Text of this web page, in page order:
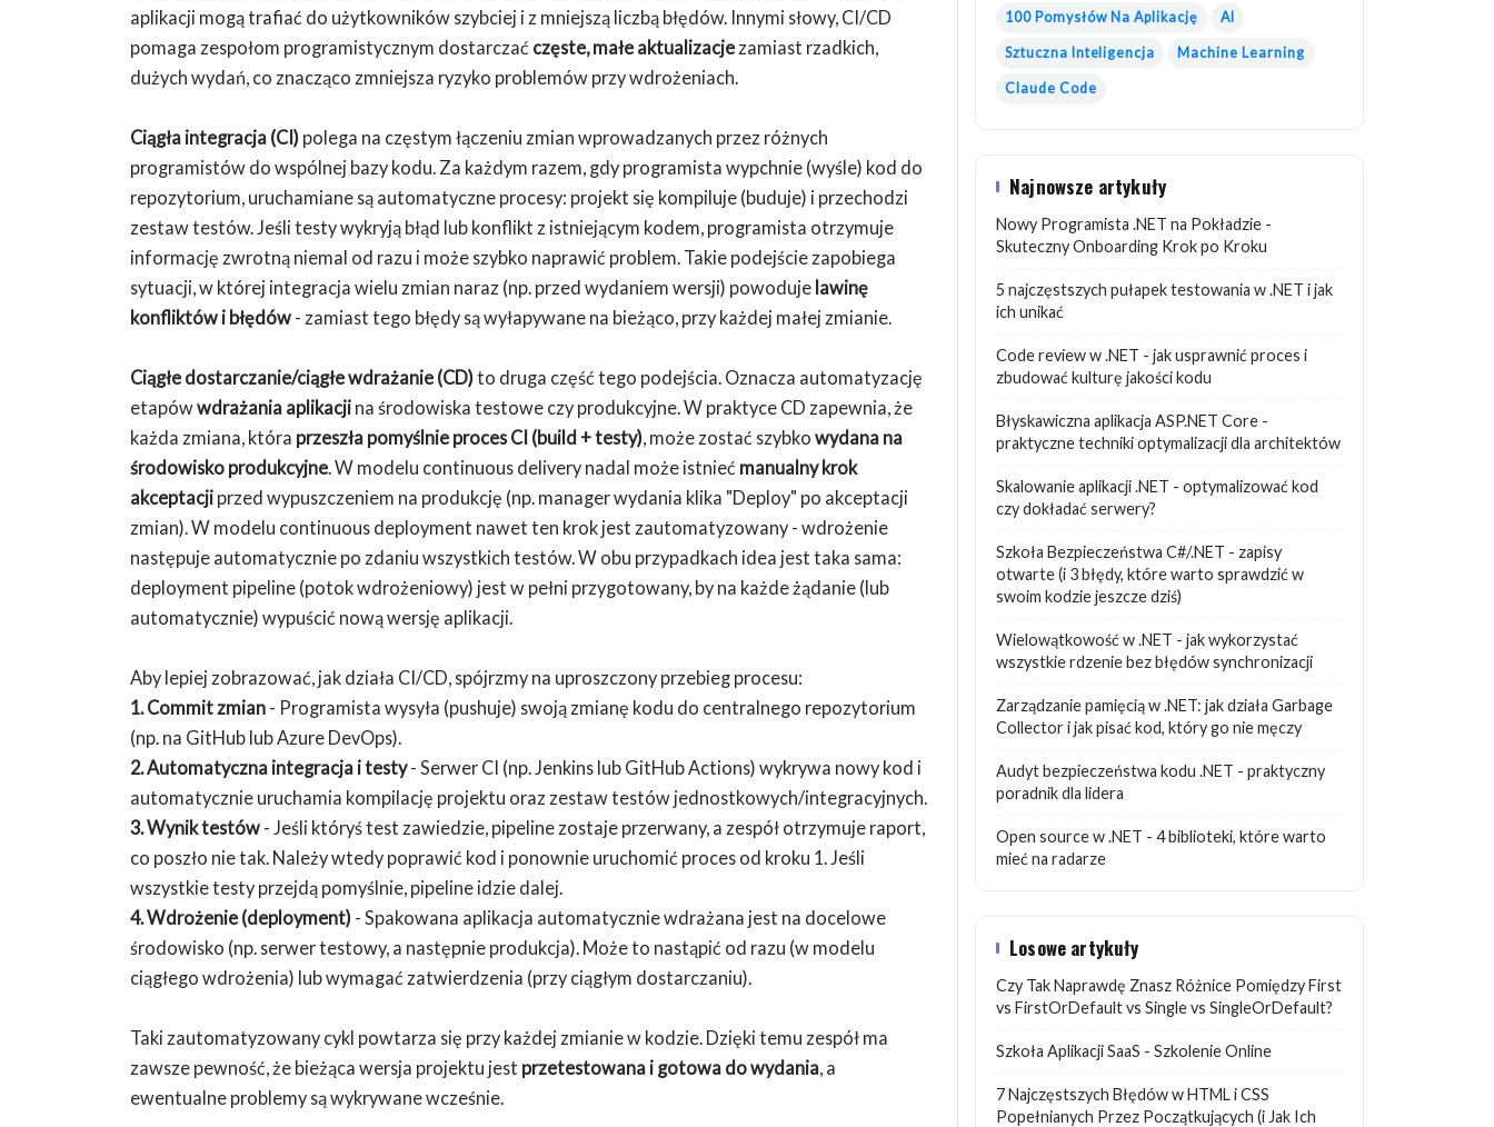
aplikacji mogą trafiać do użytkowników szybciej i z mniejszą liczbą błędów. Innymi słowy, CI/CD
pomaga zespołom programistycznym dostarczać częste, małe aktualizacje zamiast rzadkich,
dużych wydań, co znacząco zmniejsza ryzyko problemów przy wdrożeniach.
Ciągła integracja (CI) polega na częstym łączeniu zmian wprowadzanych przez różnych
programistów do wspólnej bazy kodu. Za każdym razem, gdy programista wypchnie (wyśle) kod do
repozytorium, uruchamiane są automatyczne procesy: projekt się kompiluje (buduje) i przechodzi
zestaw testów. Jeśli testy wykryją błąd lub konflikt z istniejącym kodem, programista otrzymuje
informację zwrotną niemal od razu i może szybko naprawić problem. Takie podejście zapobiega
sytuacji, w której integracja wielu zmian naraz (np. przed wydaniem wersji) powoduje lawinę
konfliktów i błędów - zamiast tego błędy są wyłapywane na bieżąco, przy każdej małej zmianie.
Ciągłe dostarczanie/ciągłe wdrażanie (CD)to druga część tego podejścia. Oznacza automatyzację
etapówwdrażania aplikacji na środowiska testowe czy produkcyjne. W praktyce CD zapewnia, że
każda zmiana, która przeszła pomyślnie proces CI (build + testy), może zostać szybko wydana na
środowisko produkcyjne. W modelu continuous delivery nadal może istnieć manualny krok
akceptacji przed wypuszczeniem na produkcję (np. manager wydania klika "Deploy" po akceptacji
zmian). W modelu continuous deployment nawet ten krok jest zautomatyzowany - wdrożenie
następuje automatycznie po zdaniu wszystkich testów. W obu przypadkach idea jest taka sama:
deployment pipeline (potok wdrożeniowy) jest w pełni przygotowany, by na każde żądanie (lub
automatycznie) wypuścić nową wersję aplikacji.
Aby lepiej zobrazować, jak działa CI/CD, spójrzmy na uproszczony przebieg procesu:
1. Commit zmian - Programista wysyła (pushuje) swoją zmianę kodu do centralnego repozytorium
(np. na GitHub lub Azure DevOps).
2. Automatyczna integracja i testy- Serwer CI (np. Jenkins lub GitHub Actions) wykrywa nowy kod i
automatycznie uruchamia kompilację projektu oraz zestaw testów jednostkowych/integracyjnych.
3. Wynik testów - Jeśli któryś test zawiedzie, pipeline zostaje przerwany, a zespół otrzymuje raport,
co poszło nie tak. Należy wtedy poprawić kod i ponownie uruchomić proces od kroku 1. Jeśli
wszystkie testy przejdą pomyślnie, pipeline idzie dalej.
4. Wdrożenie (deployment) - Spakowana aplikacja automatycznie wdrażana jest na docelowe
środowisko (np. serwer testowy, a następnie produkcja). Może to nastąpić od razu (w modelu
ciągłego wdrożenia) lub wymagać zatwierdzenia (przy ciągłym dostarczaniu).
Taki zautomatyzowany cykl powtarza się przy każdej zmianie w kodzie. Dzięki temu zespół ma
zawsze pewność, że bieżąca wersja projektu jest przetestowana i gotowa do wydania, a
ewentualne problemy są wykrywane wcześnie.
100 Pomysłów Na Aplikację AI
Sztuczna Inteligencja Machine Learning
Claude Code
Najnowsze artykuły
Nowy Programista .NET na Pokładzie -
Skuteczny Onboarding Krok po Kroku
5 najczęstszych pułapek testowania w .NET i jak
ich unikać
Code review w .NET - jak usprawnić proces i
zbudować kulturę jakości kodu
Błyskawiczna aplikacja ASP.NET Core -
praktyczne techniki optymalizacji dla architektów
Skalowanie aplikacji .NET - optymalizować kod
czy dokładać serwery?
Szkoła Bezpieczeństwa C#/.NET - zapisy
otwarte (i 3 błędy, które warto sprawdzić w
swoim kodzie jeszcze dziś)
Wielowątkowość w .NET - jak wykorzystać
wszystkie rdzenie bez błędów synchronizacji
Zarządzanie pamięcią w .NET: jak działa Garbage
Collector i jak pisać kod, który go nie męczy
Audyt bezpieczeństwa kodu .NET - praktyczny
poradnik dla lidera
Open source w .NET - 4 biblioteki, które warto
mieć na radarze
Losowe artykuły
Czy Tak Naprawdę Znasz Różnice Pomiędzy First
vs FirstOrDefault vs Single vs SingleOrDefault?
Szkoła Aplikacji SaaS - Szkolenie Online
7 Najczęstszych Błędów w HTML i CSS
Popełnianych Przez Początkujących (i Jak Ich